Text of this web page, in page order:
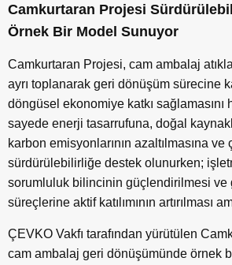
Camkurtaran Projesi
Örnek Bir Model Sunuyor
Camkurtaran Projesi, cam ambalaj
ayrı toplanarak geri dönüşüm sürecine
döngüsel ekonomiye katkı sağlamasını
sayede enerji tasarrufuna, doğal
karbon emisyonlarının azaltılmasına ve
sürdürülebilirliğe destek olunurken;
sorumluluk bilincinin güçlendirilmesi ve
süreçlerine aktif katılımının artırılması
ÇEVKO Vakfı tarafından yürütülen
cam ambalaj geri dönüşümünde örnek